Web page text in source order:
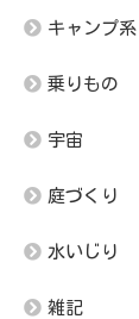
キャンプ系
乗りもの
宇宙
庭づくり
水いじり
雑記